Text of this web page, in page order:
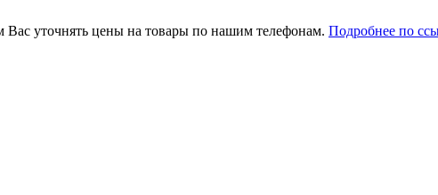
Вас уточнять цены на товары по нашим телефонам. Подробнее по